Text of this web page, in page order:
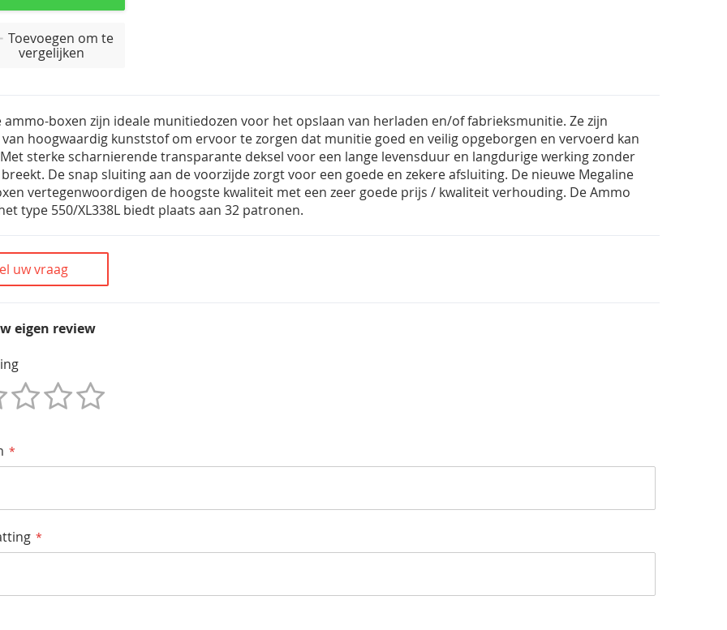
Toevoegen om te
vergelijken
ammo-boxen zijn ideale munitiedozen voor het opslaan van herladen en/of fabrieksmunitie. Ze zijn
van hoogwaardig kunststof om ervoor te zorgen dat munitie goed en veilig opgeborgen en vervoerd kan
sterke scharnierende transparante deksel voor een lange levensduur en langdurige werking zonder
De snap sluiting aan de voorzijde zorgt voor een goede en zekere afsluiting. De nieuwe Megaline
vertegenwoordigen de hoogste kwaliteit met een zeer goede prijs / kwaliteit verhouding. De Ammo
type 550/XL338L biedt plaats aan 32 patronen.
uw vraag
eigen review